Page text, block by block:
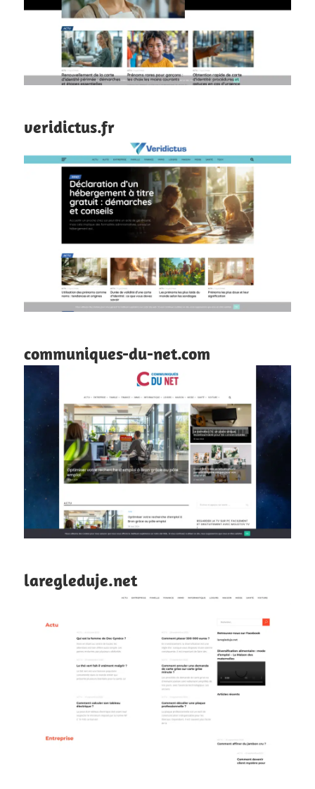
veridictus.fr
communiques-du-net.com
laregleduje.net